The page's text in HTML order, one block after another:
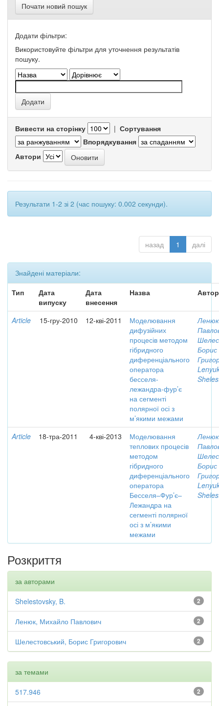
Почати новий пошук
Додати фільтри:
Використовуйте фільтри для уточнення результатів
пошуку.
Вивести на сторінку | Сортування
Впорядкування
Автори
Результати 1-2 зі 2 (час пошуку: 0.002 секунди).
назад 1 далі
Знайдені матеріали:
Тип
Дата
випуску
Дата
внесення
Назва
Article 15-гру-2010 12-кві-2011
Моделювання
дифузійних
процесів методом
гібридного
диференціального
оператора
бесселя-
лежандра-фур’є
на сегменті
полярної осі з
м’якими межами
Борис
Article 18-тра-2011 4-кві-2013
Моделювання
теплових процесів
методом
гібридного
диференціального
оператора
Бесселя–Фур’є–
Лежандра на
сегменті полярної
осі з м’якими
межами
Борис
Розкриття
за авторами
2
Shelestovsky, B.
2
Ленюк, Михайло Павлович
2
Шелестовський, Борис Григорович
за темами
2
517.946